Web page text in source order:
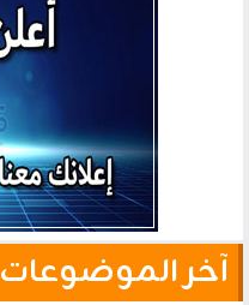
آخر الموضوعات